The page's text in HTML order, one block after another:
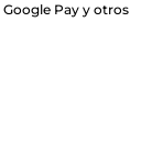
Pay y otros